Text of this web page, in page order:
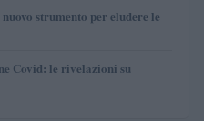
strumento per eludere le
Covid: le rivelazioni su